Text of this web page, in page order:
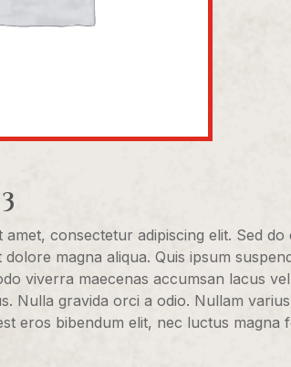
consectetur adipiscing elit. Sed do
magna aliqua. Quis ipsum
viverra maecenas accumsan lacus
Nulla gravida orci a odio. Nullam
eros bibendum elit, nec luctus magna